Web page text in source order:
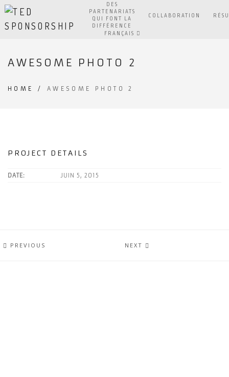
DES
PARTENARIATS
QUI FONT LA
DIFFÉRENCE
COLLABORATION
FRANÇAIS
AWESOME PHOTO 2
HOME / AWESOME PHOTO 2
PROJECT DETAILS
DATE: JUIN 5, 2015
PREVIOUS NEXT